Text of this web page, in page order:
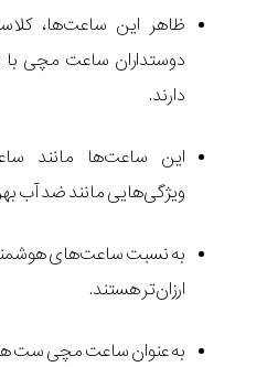
ظاهر این ساعت‌ها،
دوستداران ساعت مچی
دارند.
این ساعت‌ها مانند
ویژگی‌هایی مانند ضد آب
به نسبت ساعت‌های
ارزان‌تر هستند.
به عنوان ساعت مچی ست هم